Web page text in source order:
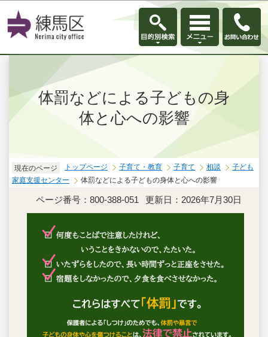
このページの本文へ移動
体罰などによる子どもの身
体と心への影響
現在のページ トップページ 子育て・教育 子育て 相談
子ども
家庭支援センター
体罰などによる子どもの身体と心への影響
ページ番号：800-388-051 更新日：2026年7月30日